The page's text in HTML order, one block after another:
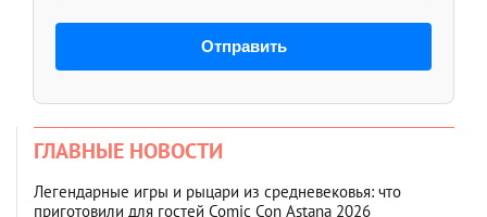
Отправить
ГЛАВНЫЕ НОВОСТИ
Легендарные игры и рыцари из средневековья: что
приготовили для гостей Comic Con Astana 2026